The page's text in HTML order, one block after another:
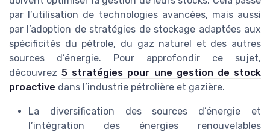
par l’utilisation de technologies avancées, mais aussi
par l’adoption de stratégies de stockage adaptées aux
spécificités du pétrole, du gaz naturel et des autres
sources d’énergie. Pour approfondir ce sujet,
découvrez5 stratégies pour une gestion de stock
proactive dans l’industrie pétrolière et gazière.
La diversification des sources d’énergie et
l’intégration des énergies renouvelables